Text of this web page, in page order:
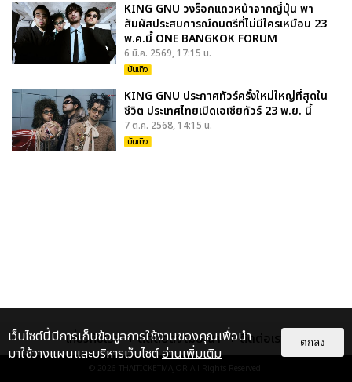
KING GNU วงร็อกแถวหน้าจากญี่ปุ่น พา
สัมผัสประสบการณ์ดนตรีที่ไม่มีใครเหมือน 23
พ.ค.นี้ ONE BANGKOK FORUM
6 มี.ค. 2569, 17:15 น.
บันเทิง
KING GNU ประกาศทัวร์ครั้งใหม่ใหญ่ที่สุดใน
ชีวิต ประเทศไทยเปิดเอเชียทัวร์ 23 พ.ย. นี้
7 ต.ค. 2568, 14:15 น.
บันเทิง
เกี่ยวกับเรา ติดต่อลงโฆษณา ติดต่อเรา
© 2026 THAITICKETMAJOR All Rights Reserved.
เว็บไซต์นี้มีการเก็บข้อมูลการใช้งานของคุณเพื่อนำ
มาใช้วางแผนและบริหารเว็บไซต์อ่านเพิ่มเติม
ตกลง